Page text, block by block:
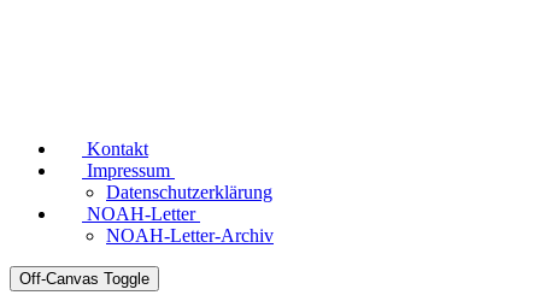
Kontakt
Impressum
Datenschutzerklärung
NOAH-Letter
NOAH-Letter-Archiv
Off-Canvas Toggle